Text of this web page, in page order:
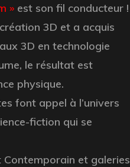
» est son fil conducteur !
3D et a acquis
3D en technologie
le résultat est
physique.
font appel à l’univers
fiction qui se
Contemporain et galeries